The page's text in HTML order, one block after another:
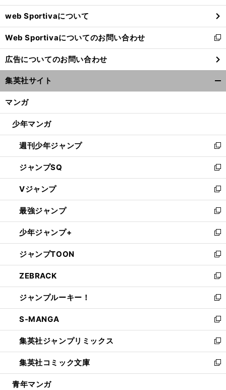
ウ
で
開
く
web Sportivaについて
Web Sportivaについてのお問い合わせ
新
し
い
ウ
ィ
ン
ウ
開
く
広告についてのお問い合わせ
集英社サイト
マンガ
少年マンガ
週刊少年ジャンプ
新
し
い
ウ
ィ
ン
ド
ウ
で
開
く
ジャンプSQ
新
し
い
ウ
ィ
ン
ド
ウ
で
開
く
Vジャンプ
新
し
い
ウ
ィ
ン
ド
ウ
で
開
く
最強ジャンプ
新
し
い
ウ
ィ
ン
ド
ウ
で
開
く
少年ジャンプ+
新
し
い
ウ
ィ
ン
ド
ウ
で
開
く
ジャンプTOON
新
し
い
ウ
ィ
ン
ド
ウ
で
開
く
ZEBRACK
新
し
い
ウ
ィ
ン
ド
ウ
で
開
ジャンプルーキー！
新
し
い
ウ
ィ
ン
ド
ウ
S-MANGA
新
し
い
ウ
ィ
ン
集英社ジャンプリミックス
新
し
い
ウ
集英社コミック文庫
新
し
青年マンガ